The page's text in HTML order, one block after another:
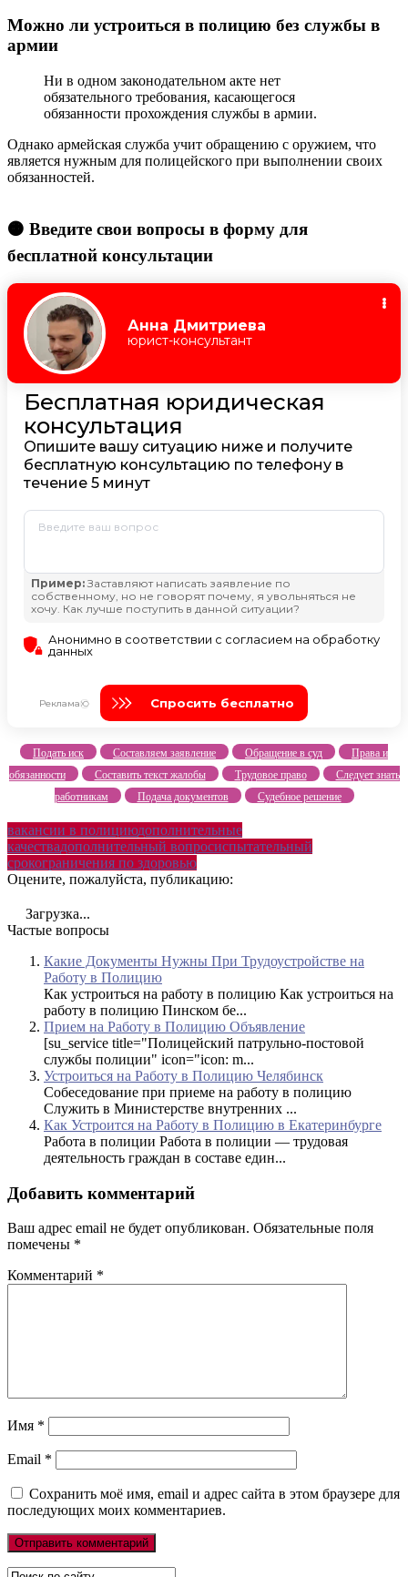
Можно ли устроиться в полицию без службы в
армии
Ни в одном законодательном акте нет
обязательного требования, касающегося
обязанности прохождения службы в армии.
Однако армейская служба учит обращению с оружием, что
является нужным для полицейского при выполнении своих
обязанностей.
🟠 Введите свои вопросы в форму для
бесплатной консультации
Подать иск Составляем заявление Обращение в суд
Права и
обязанности
Составить текст жалобы Трудовое право
Следует знать
работникам
Подача документов Судебное решение
вакансии в полициюдополнительные
качествадополнительный вопросиспытательный
срокограничения по здоровью
Оцените, пожалуйста, публикацию:
Загрузка...
Частые вопросы
Какие Документы Нужны При Трудоустройстве на
Работу в Полицию
Как устроиться на работу в полицию Как устроиться на
работу в полицию Пинском бе...
Прием на Работу в Полицию Объявление
[su_service title="Полицейский патрульно-постовой
службы полиции" icon="icon: m...
Устроиться на Работу в Полицию Челябинск
Собеседование при приеме на работу в полицию
Служить в Министерстве внутренних ...
Как Устроится на Работу в Полицию в Екатеринбурге
Работа в полиции Работа в полиции — трудовая
деятельность граждан в составе един...
Добавить комментарий
Ваш адрес email не будет опубликован. Обязательные поля
помечены *
Комментарий *
Имя *
Email *
Сохранить моё имя, email и адрес сайта в этом браузере для
последующих моих комментариев.